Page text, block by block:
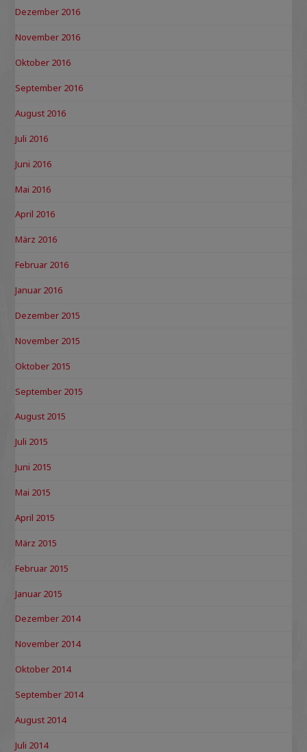
Dezember 2016
November 2016
Oktober 2016
September 2016
August 2016
Juli 2016
Juni 2016
Mai 2016
April 2016
März 2016
Februar 2016
Januar 2016
Dezember 2015
November 2015
Oktober 2015
September 2015
August 2015
Juli 2015
Juni 2015
Mai 2015
April 2015
März 2015
Februar 2015
Januar 2015
Dezember 2014
November 2014
Oktober 2014
September 2014
August 2014
Juli 2014